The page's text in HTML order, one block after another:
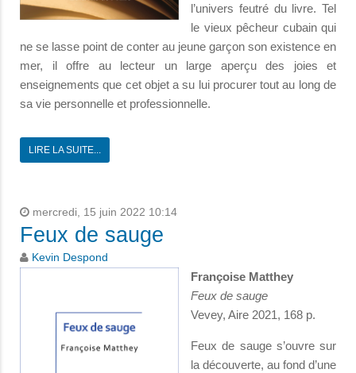
l’univers feutré du livre. Tel
le vieux pêcheur cubain qui
ne se lasse point de conter au jeune garçon son existence en
mer, il offre au lecteur un large aperçu des joies et
enseignements que cet objet a su lui procurer tout au long de
sa vie personnelle et professionnelle.
LIRE LA SUITE...
mercredi, 15 juin 2022 10:14
Feux de sauge
Kevin Despond
Françoise Matthey
Feux de sauge
Vevey, Aire 2021, 168 p.
Feux de sauge s’ouvre sur
la découverte, au fond d’une